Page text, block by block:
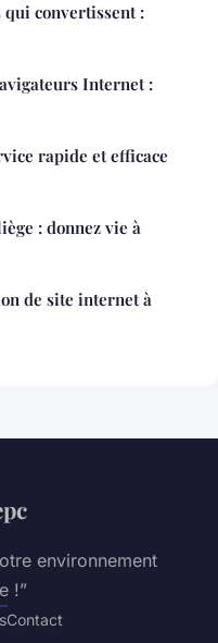
qui convertissent :
Internet :
rapide et efficace
: donnez vie à
de site internet à
environnement
!”
Contact